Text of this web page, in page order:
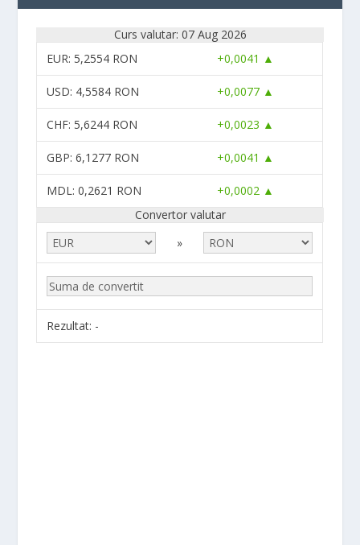
Curs valutar: 07 Aug 2026
EUR: 5,2554 RON +0,0041 ▲
USD: 4,5584 RON +0,0077 ▲
CHF: 5,6244 RON +0,0023 ▲
GBP: 6,1277 RON +0,0041 ▲
MDL : 0,2621 RON
+0,0002 ▲
Convertor valutar
»
Rezultat: -